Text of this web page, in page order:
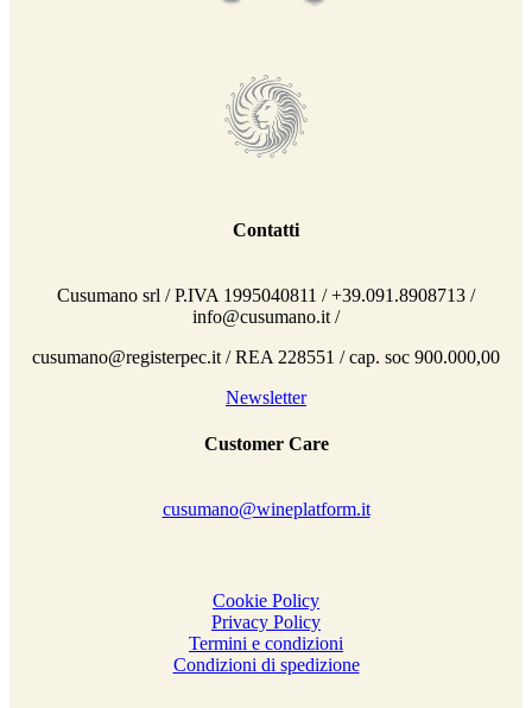
Contatti
Cusumano srl / P.IVA 1995040811 / +39.091.8908713 /
info@cusumano.it /
cusumano@registerpec.it / REA 228551 / cap. soc 900.000,00
Newsletter
Customer Care
cusumano@wineplatform.it
Cookie Policy
Privacy Policy
Termini e condizioni
Condizioni di spedizione